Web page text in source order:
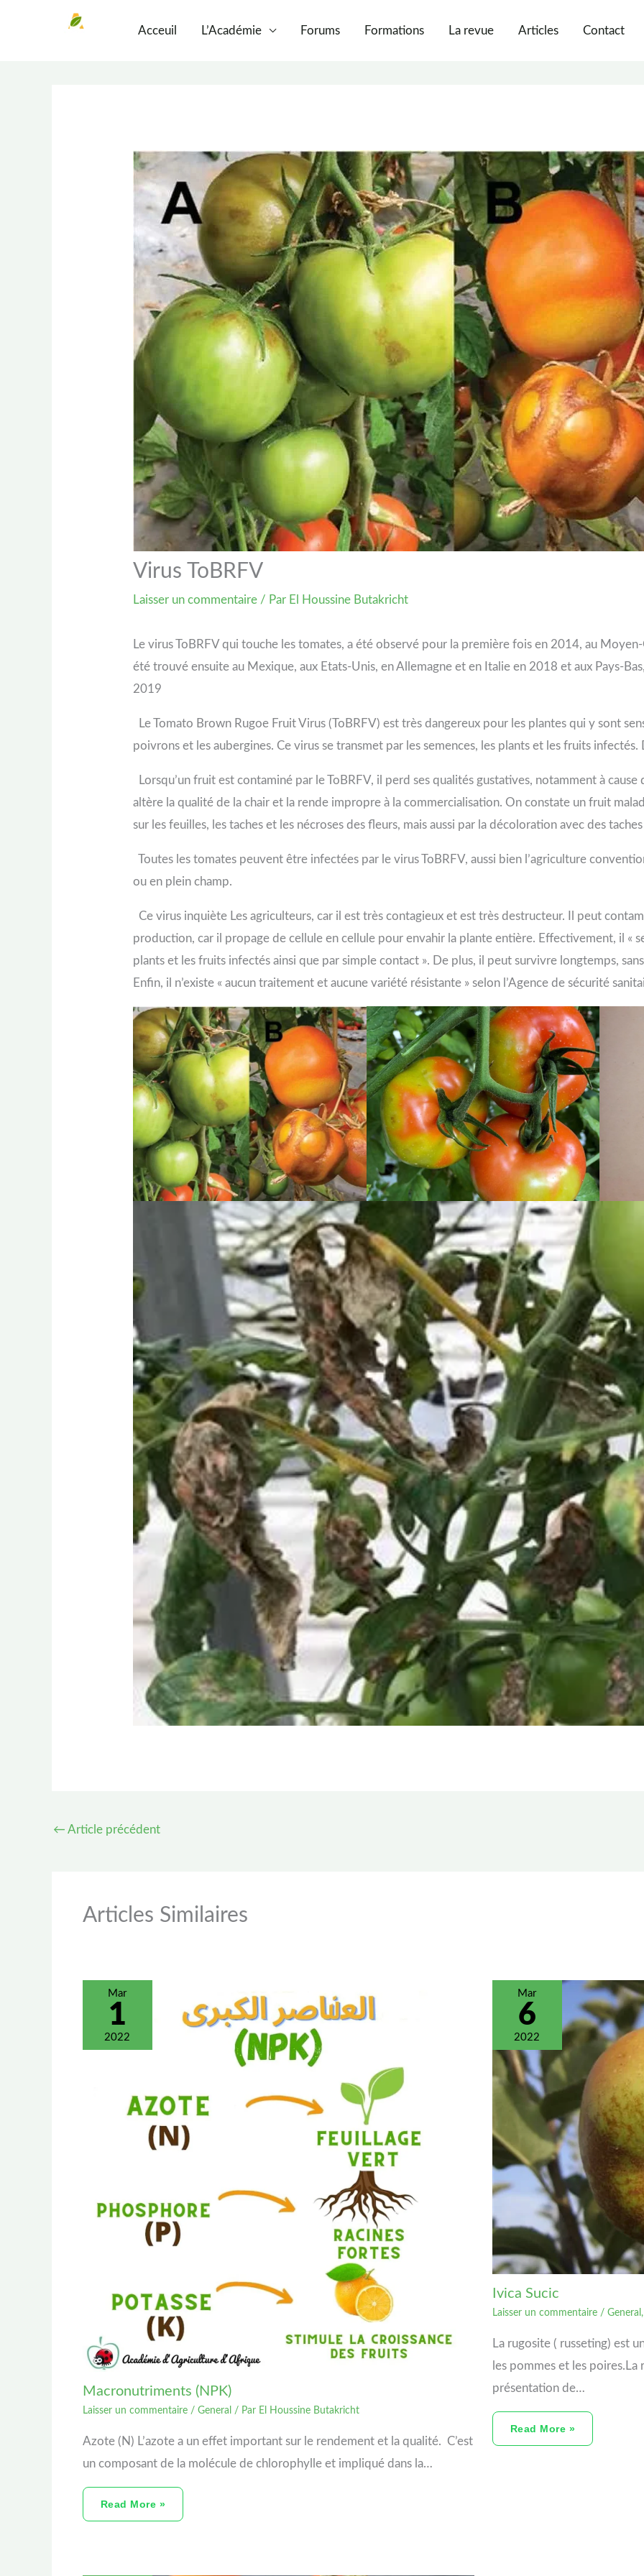
Acceuil L’Académie Forums Formations La revue Articles Contact
Virus ToBRFV
Laisser un commentaire / Par El Houssine Butakricht
Le virus ToBRFV qui touche les tomates, a été observé pour la première fois en 2014, au
été trouvé ensuite au Mexique, aux Etats-Unis, en Allemagne et en Italie en 2018 et aux Pays-
2019
Le Tomato Brown Rugoe Fruit Virus (ToBRFV) est très dangereux pour les plantes qui y sont
poivrons et les aubergines. Ce virus se transmet par les semences, les plants et les fruits infectés.
Lorsqu’un fruit est contaminé par le ToBRFV, il perd ses qualités gustatives, notamment à
altère la qualité de la chair et la rende impropre à la commercialisation. On constate un fruit
sur les feuilles, les taches et les nécroses des fleurs, mais aussi par la décoloration avec des
Toutes les tomates peuvent être infectées par le virus ToBRFV, aussi bien l’agriculture
ou en plein champ.
Ce virus inquiète Les agriculteurs, car il est très contagieux et est très destructeur. Il peut
production, car il propage de cellule en cellule pour envahir la plante entière. Effectivement, il «
plants et les fruits infectés ainsi que par simple contact ». De plus, il peut survivre longtemps,
Enfin, il n’existe « aucun traitement et aucune variété résistante » selon l’Agence de sécurité
← Article précédent
Articles Similaires
Mar
1
2022
Macronutriments (NPK)
Laisser un commentaire / General / Par El Houssine Butakricht
Azote (N) L’azote a un effet important sur le rendement et la qualité. C’est
un composant de la molécule de chlorophylle et impliqué dans la…
Read More »
Mar
6
2022
Ivica Sucic
Laisser un commentaire / General
La rugosite ( russeting) est
les pommes et les
présentation de…
Read More »